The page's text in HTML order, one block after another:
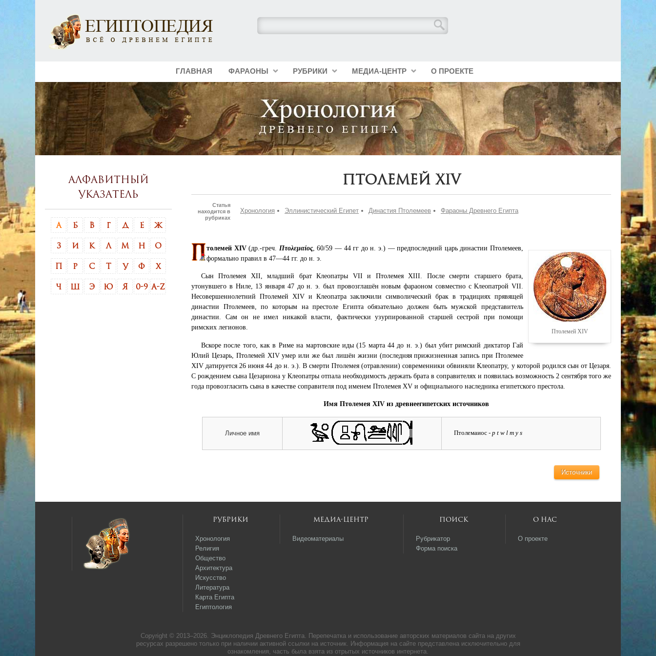
ГЛАВНАЯ ФАРАОНЫ РУБРИКИ МЕДИА-ЦЕНТР О ПРОЕКТЕ
Птолемей XIV
Статья
находится в
рубриках
Хронология Эллинистический Египет Династия Птолемеев Фараоны Древнего Египта
Птолемей XIV
толемей XIV(др.-греч. Πτολεμαίος, 60/59 — 44 гг до н. э.) — предпоследний царь династии Птолемеев,
формально правил в 47—44 гг. до н. э.
Сын Птолемея XII, младший брат Клеопатры VII и Птолемея XIII. После смерти старшего брата,
утонувшего в Ниле, 13 января 47 до н. э. был провозглашён новым фараоном совместно с Клеопатрой VII.
Несовершеннолетний Птолемей XIV и Клеопатра заключили символический брак в традициях прявящей
династии Птолемеев, по которым на престоле Египта обязательно должен быть мужской представитель
династии. Сам он не имел никакой власти, фактически узурпированной старшей сестрой при помощи
римских легионов.
Вскоре после того, как в Риме на мартовские иды (15 марта 44 до н. э.) был убит римский диктатор Гай
Юлий Цезарь, Птолемей XIV умер или же был лишён жизни (последняя прижизненная запись при Птолемее
XIV датируется 26 июня 44 до н. э.). В смерти Птолемея (отравлении) современники обвиняли Клеопатру, у которой родился сын от Цезаря.
С рождением сына Цезариона у Клеопатры отпала необходимость держать брата в соправителях и появилась возможность 2 сентября того же
года провозгласить сына в качестве соправителя под именем Птолемея XV и официального наследника египетского престола.
Имя Птолемея XIV из древнеегипетских источников
Личное имя Птолемаиос - p t w l m y s
Источники
Алфавитный
указатель
А Б В Г Д Е Ж
З И К Л М Н О
Р С Т У Ф Х
Ч Э Ю Я 0-9 A-Z
Рубрики
Хронология
Религия
Общество
Архитектура
Искусство
Литература
Карта Египта
Египтология
Медиа-центр
Видеоматериалы
Поиск
Рубрикатор
Форма поиска
О нас
О проекте
Copyright © 2013–2026. Энциклопедия Древнего Египта. Перепечатка и использование авторских материалов сайта на других
ресурсах разрешено только при наличии активной ссылки на источник. Информация на сайте представлена исключительно для
ознакомления, часть была взята из отрытых источников интернета.